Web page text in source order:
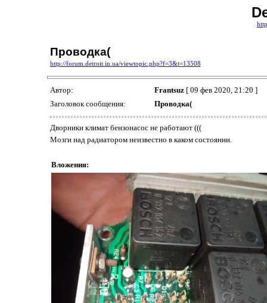
Проводка(
http://forum.detroit.in.ua/viewtopic.php?f=3&t=13508
Автор: Frantsuz[ 09 фев 2020, 21:20 ]
Заголовок сообщения:
Проводка(
Дворники климат бензонасос не работают (((
Мозги над радиатором неизвестно в каком состоянии.
Вложения: